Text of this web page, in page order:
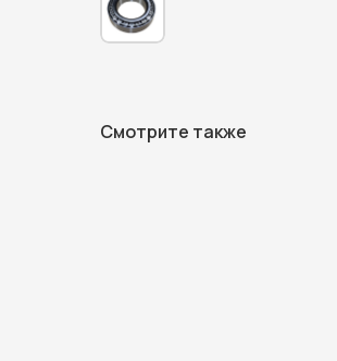
Смотрите также